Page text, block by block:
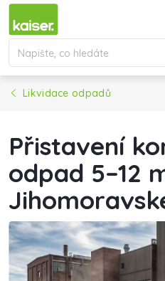
Přejít na obsah
Likvidace odpadů
Přistavení
odpad 5–12